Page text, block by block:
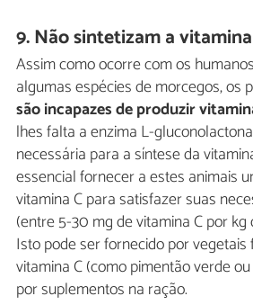
9. Não sintetizam a
Assim como ocorre com os
algumas espécies de morcegos, os
são incapazes de produzir
lhes falta a enzima L-
necessária para a síntese da
essencial fornecer a estes animais
vitamina C para satisfazer suas
(entre 5-30 mg de vitamina C por
Isto pode ser fornecido por
vitamina C (como pimentão verde
por suplementos na ração.